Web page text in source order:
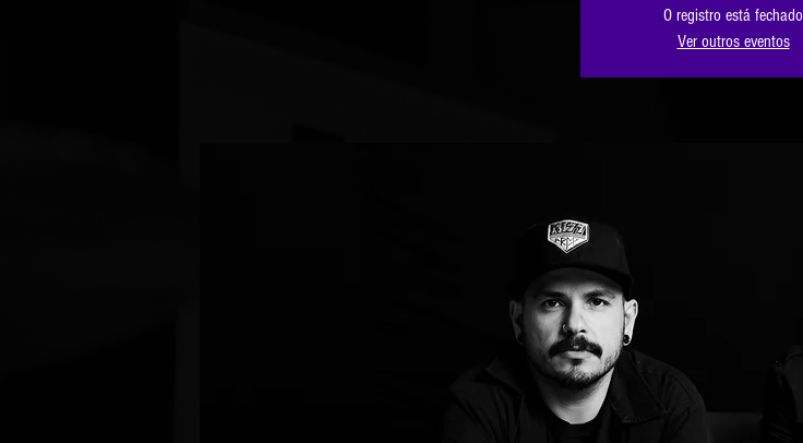
O registro está fechado
Ver outros eventos